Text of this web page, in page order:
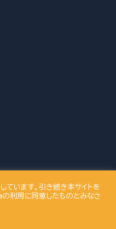
ています。引き続き本サイトを
利用に同意したものとみなさ